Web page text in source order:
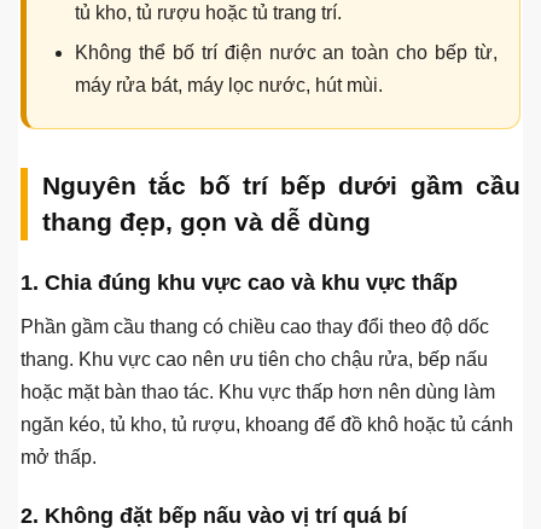
tủ kho, tủ rượu hoặc tủ trang trí.
Không thể bố trí điện nước an toàn cho bếp từ,
máy rửa bát, máy lọc nước, hút mùi.
Nguyên tắc bố trí bếp dưới gầm cầu
thang đẹp, gọn và dễ dùng
1. Chia đúng khu vực cao và khu vực thấp
Phần gầm cầu thang có chiều cao thay đổi theo độ dốc
thang. Khu vực cao nên ưu tiên cho chậu rửa, bếp nấu
hoặc mặt bàn thao tác. Khu vực thấp hơn nên dùng làm
ngăn kéo, tủ kho, tủ rượu, khoang để đồ khô hoặc tủ cánh
mở thấp.
2. Không đặt bếp nấu vào vị trí quá bí